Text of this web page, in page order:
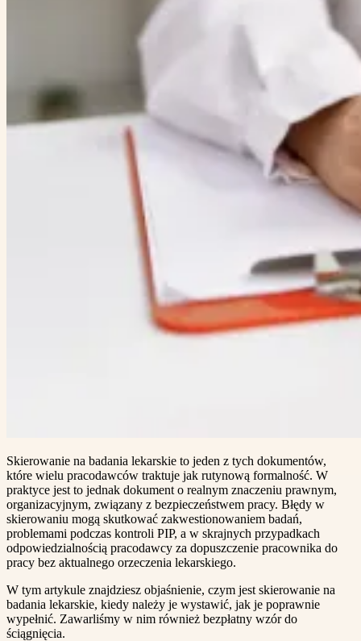
Skierowanie na badania lekarskie to jeden z tych dokumentów,
które wielu pracodawców traktuje jak rutynową formalność. W
praktyce jest to jednak dokument o realnym znaczeniu prawnym,
organizacyjnym, związany z bezpieczeństwem pracy. Błędy w
skierowaniu mogą skutkować zakwestionowaniem badań,
problemami podczas kontroli PIP, a w skrajnych przypadkach
odpowiedzialnością pracodawcy za dopuszczenie pracownika do
pracy bez aktualnego orzeczenia lekarskiego.
W tym artykule znajdziesz objaśnienie, czym jest skierowanie na
badania lekarskie, kiedy należy je wystawić, jak je poprawnie
wypełnić. Zawarliśmy w nim również bezpłatny wzór do
ściągnięcia.